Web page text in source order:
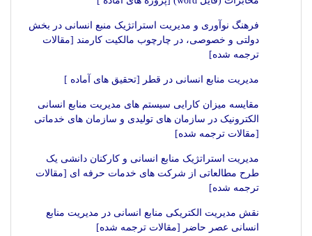
فرهنگ نوآوری و مدیریت استراتژیک منبع انسانی در بخش
دولتی و خصوصی، در چارچوب مالکیت کارمند [مقالات
ترجمه شده]
مدیریت منابع انسانی در قطر [تحقیق های آماده ]
مقایسه میزان کارایی سیستم های مدیریت منابع انسانی
الکترونیک در سازمان های تولیدی و سازمان های خدماتی
[مقالات ترجمه شده]
مدیریت استراتژیک منابع انسانی و کارکنان دانشی یک
طرح مطالعاتی از شرکت های خدمات حرفه ای [مقالات
ترجمه شده]
نقش مدیریت الکتریکی منابع انسانی در مدیریت منابع
انسانی عصر حاضر [مقالات ترجمه شده]